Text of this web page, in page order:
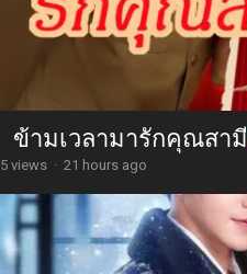
ข้ามเวลามารักคุณสามี
5 views · 21 hours ago